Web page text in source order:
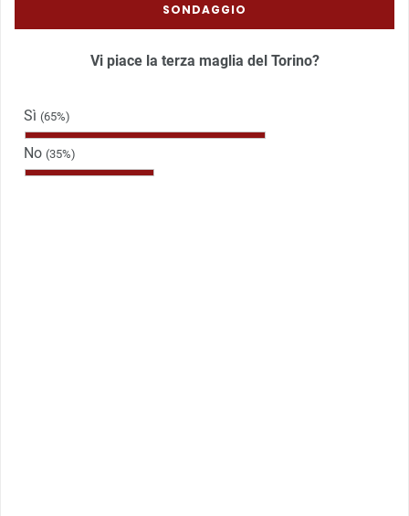
SONDAGGIO
Vi piace la terza maglia del Torino?
Sì (65%)
No (35%)